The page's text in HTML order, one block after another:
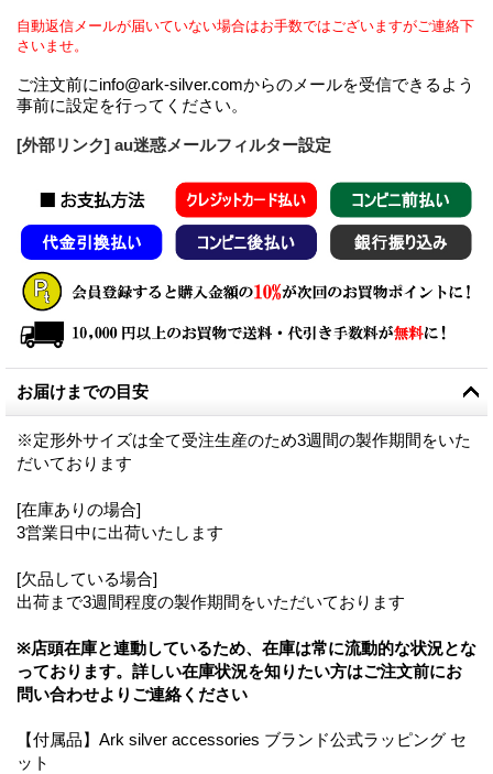
自動返信メールが届いていない場合はお手数ではございますがご連絡下
さいませ。
ご注文前にinfo@ark-silver.comからのメールを受信できるよう
事前に設定を行ってください。
[外部リンク] au迷惑メールフィルター設定
お届けまでの目安
※定形外サイズは全て受注生産のため3週間の製作期間をいた
だいております
[在庫ありの場合]
3営業日中に出荷いたします
[欠品している場合]
出荷まで3週間程度の製作期間をいただいております
※店頭在庫と連動しているため、在庫は常に流動的な状況とな
っております。詳しい在庫状況を知りたい方はご注文前にお
問い合わせよりご連絡ください
【付属品】Ark silver accessories ブランド公式ラッピング セ
ット